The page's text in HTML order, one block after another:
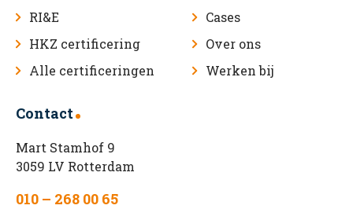
RI&E
HKZ certificering
Alle certificeringen
Cases
Over ons
Werken bij
Contact
Mart Stamhof 9
3059 LV Rotterdam
010 – 268 00 65